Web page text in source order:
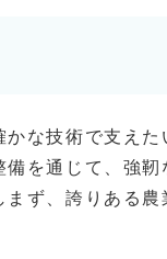
な技術で支えた
を通じて、強
ず、誇りある農